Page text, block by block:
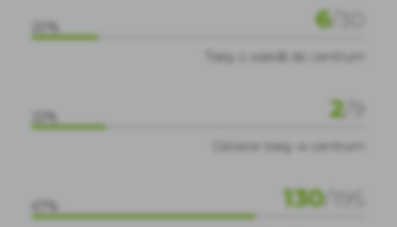
6/
20%
Trasy z osiedli do centrum
2
22%
Główne trasy w centrum
130/
67%